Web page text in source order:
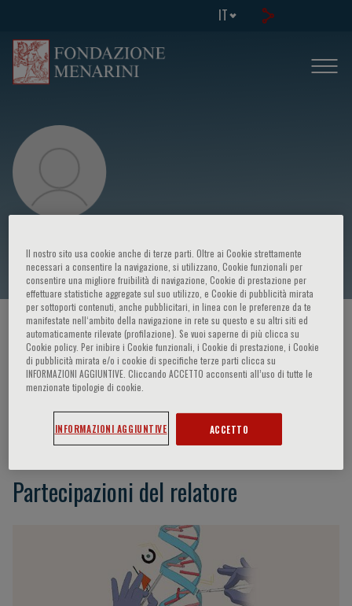
IT
Marco Lorenzi
HOME PAGE / CORSI ED EVENTI / RELATORE
Marco Lorenzi
Partecipazioni del relatore
Il nostro sito usa cookie anche di terze parti. Oltre ai Cookie strettamente
necessari a consentire la navigazione, si utilizzano, Cookie funzionali per
consentire una migliore fruibilità di navigazione, Cookie di prestazione per
effettuare statistiche aggregate sul suo utilizzo, e Cookie di pubblicità mirata
per sottoporti contenuti, anche pubblicitari, in linea con le preferenze da te
manifestate nell‘ambito della navigazione in rete su questo e su altri siti ed
automaticamente rilevate (profilazione). Se vuoi saperne di più clicca su
Cookie policy. Per inibire i Cookie funzionali, i Cookie di prestazione, i Cookie
di pubblicità mirata e/o i cookie di specifiche terze parti clicca su
INFORMAZIONI AGGIUNTIVE. Cliccando ACCETTO acconsenti all’uso di tutte le
menzionate tipologie di cookie.
INFORMAZIONI AGGIUNTIVE ACCETTO